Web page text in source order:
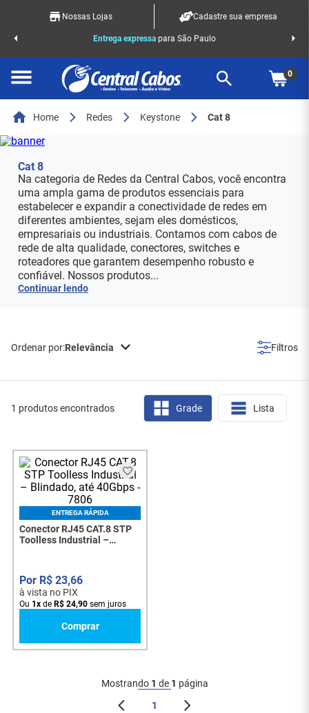
Nossas Lojas
Cadastre sua empresa
Entrega expressa para São Paulo
0
Home Redes Keystone Cat 8
Cat 8
Na categoria de Redes da Central Cabos, você encontra
uma ampla gama de produtos essenciais para
estabelecer e expandir a conectividade de redes em
diferentes ambientes, sejam eles domésticos,
empresariais ou industriais. Contamos com cabos de
rede de alta qualidade, conectores, switches e
roteadores que garantem desempenho robusto e
confiável. Nossos produtos...
Continuar lendo
Relevância
1 produtos encontrados Grade Lista
ENTREGA RÁPIDA
Conector RJ45 CAT.8 STP
Toolless Industrial –
R$ 23,66
à vista no PIX
Ou 1x de R$ 24,90 sem juros
Comprar
Mostrando 1 de 1 página
1